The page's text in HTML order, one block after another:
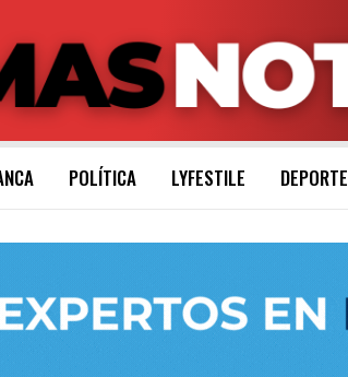
POLÍTICA LYFESTILE